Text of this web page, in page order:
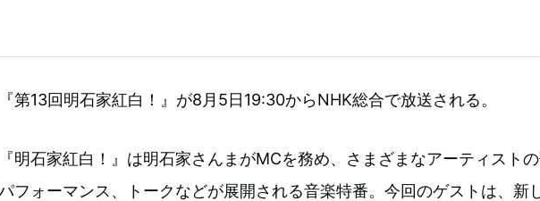
『第13回明石家紅白！』が8月5日19:30からNHK総合で放送される。
『明石家紅白！』は明石家さんまがMCを務め、さまざまなアーティスト
フォーマンス、トークなどが展開される音楽特番。今回のゲストは、新